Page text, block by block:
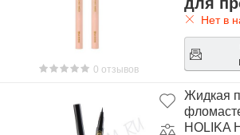
0 отзывов
Нет в
Жидкая
HOLIKA